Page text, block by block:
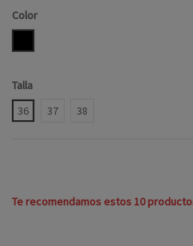
Color
Talla
36
37 38
Te recomendamos estos 10